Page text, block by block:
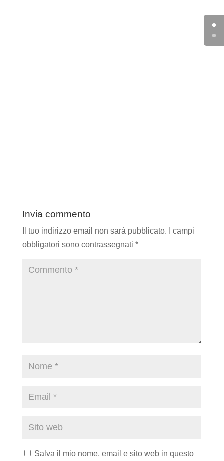
Invia commento
Il tuo indirizzo email non sarà pubblicato.
I campi
obbligatori sono contrassegnati *
Salva il mio nome, email e sito web in questo